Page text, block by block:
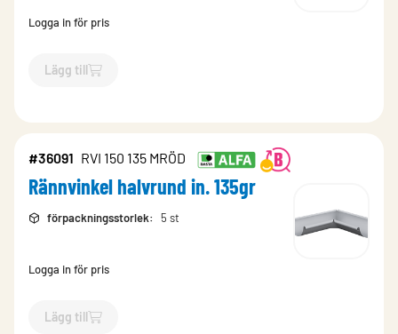
Logga in för pris
Lägg till
`$Lägg till
#36091 RVI 150 135 MRÖD
Rännvinkel halvrund in. 135gr
förpackningsstorlek: 5 st
Logga in för pris
Lägg till
`$Lägg till